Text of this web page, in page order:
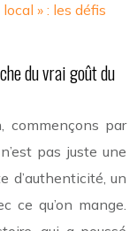
» : les défis
du vrai goût du
commençons par
pas juste une
d’authenticité, un
ce qu’on mange.